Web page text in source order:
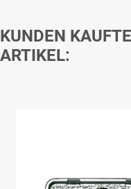
KUNDEN
ARTIKEL: